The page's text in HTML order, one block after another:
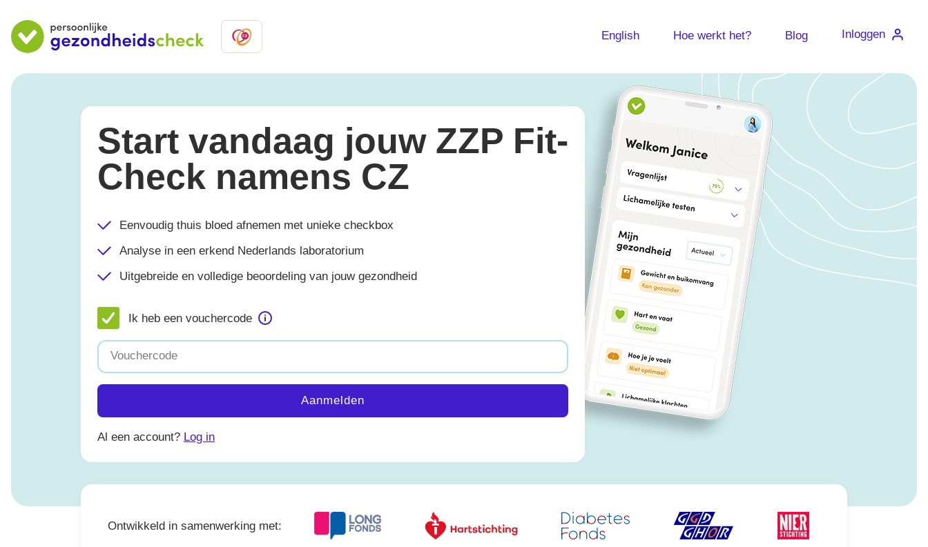
English Hoe werkt het? Blog Inloggen
Start vandaag jouw ZZP Fit-
Check namens CZ
Eenvoudig thuis bloed afnemen met unieke checkbox
Analyse in een erkend Nederlands laboratorium
Uitgebreide en volledige beoordeling van jouw gezondheid
Ik heb een vouchercode
Vouchercode
Aanmelden
Al een account? Log in
Ontwikkeld in samenwerking met: